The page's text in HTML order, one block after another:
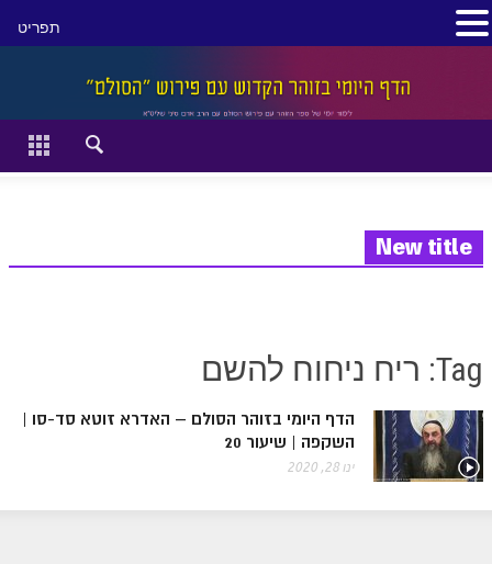
סגור
זוהר מתקדמים
הקדמת ספר הזוהר מתקדמים
ספר הזוהר בראשית
ספר הזוהר בראשית א' מתחילים
New title
Tag: ריח ניחוח להשם
הדף היומי בזוהר הסולם – האדרא זוטא סד-סו |
השקפה | שיעור 20
ינו 28, 2020
תפריט